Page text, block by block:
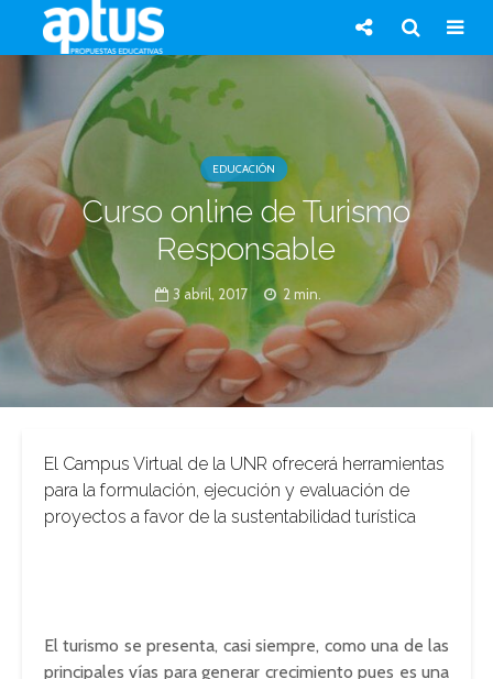
EDUCACIÓN
Curso online de Turismo
Responsable
3 abril, 2017 2 min.
El Campus Virtual de la UNR ofrecerá herramientas
para la formulación, ejecución y evaluación de
proyectos a favor de la sustentabilidad turística
El turismo se presenta, casi siempre, como una de las
principales vías para generar crecimiento pues es una